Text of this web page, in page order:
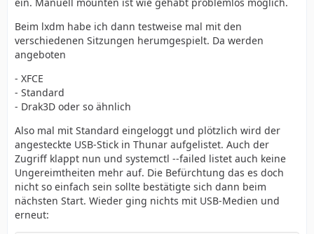
Beim lxdm habe ich dann testweise mal mit den
verschiedenen Sitzungen herumgespielt. Da werden
angeboten
- XFCE
- Standard
- Drak3D oder so ähnlich
Also mal mit Standard eingeloggt und plötzlich wird der
angesteckte USB-Stick in Thunar aufgelistet. Auch der
Zugriff klappt nun und systemctl --failed listet auch keine
Ungereimtheiten mehr auf. Die Befürchtung das es doch
nicht so einfach sein sollte bestätigte sich dann beim
nächsten Start. Wieder ging nichts mit USB-Medien und
erneut: